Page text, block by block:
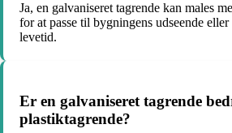
Ja, en galvaniseret tagrende kan males
for at passe til bygningens udseende
levetid.
Er en galvaniseret tagrende
plastiktagrende?